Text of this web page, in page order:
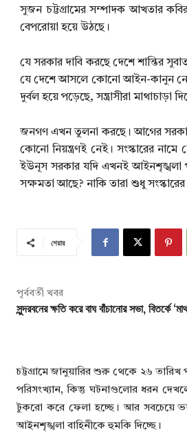
সুজন চট্টগ্রামের সম্পাদক আখতার
বেপরোয়া হয়ে উঠছে।
যে সরকার দাবি করছে দেশে শান্তির
যে দেশে আসলে কোনো আইন-কানুন নেই,
দুর্বল হয়ে পড়েছে, সন্ত্রাসীরা
জনগণ এখন তুলনা করছে। আগের
কোনো নিয়ন্ত্রণই নেই। সংস্কারের
ইউনূস সরকার যদি এখনই আইনশৃঙ্খলা
সক্ষমতা আছে? নাকি তারা শুধু
শেয়ার
পূর্ববর্তী খবর
সুন্দরবনের ক্ষতি করে বাঘ বাঁচানোর সভা, বিতর্কে
চট্টগ্রামে জানুয়ারির শুরু থেকে ২৬
পরিসংখ্যান, কিন্তু ঘটনাগুলোর ধরন
টুকরো করে ফেলা হচ্ছে। আর সবচেয়ে
আইনশৃঙ্খলা বাহিনীকে হুমকি দিচ্ছে।